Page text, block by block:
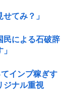
てみ？」
民による石破辞
インプ稼ぎす
ジナル重視